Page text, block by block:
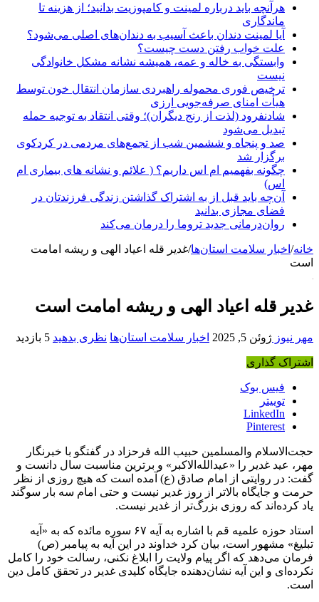
هرآنچه باید درباره لمینت و کامپوزیت بدانید؛ از هزینه تا
ماندگاری
آیا لمینت دندان باعث آسیب به دندان‌های اصلی می‌شود؟
علت خواب رفتن دست چیست؟
وابستگی به خاله و عمه، همیشه نشانه مشکل خانوادگی
نیست
ترخیص فوری محموله راهبردی سازمان انتقال خون توسط
هیأت امنای صرفه‌جویی ارزی
شادنفرود (لذت از رنج دیگران)؛ وقتی انتقاد به توجیه حمله
تبدیل می‌شود
صد و پنجاه‌ و ششمین شب از تجمع‌های مردمی در کردکوی
برگزار شد
چگونه بفهمیم ام اس داریم؟ ( علائم و نشانه های بیماری ام
اس)
آن‌چه باید قبل از به اشتراک گذاشتن زندگی فرزندتان در
فضای مجازی بدانید
روان‌درمانی جدید تروما را درمان می‌کند
خانه/ اخبار سلامت استان‌ها/غدیر قله اعیاد الهی و ریشه امامت
است
غدیر قله اعیاد الهی و ریشه امامت است
مهر نیوز ژوئن 5, 2025 اخبار سلامت استان‌ها نظری بدهید 5 بازدید
اشتراک گذاری
فیس بوک
توییتر
LinkedIn
Pinterest
حجت‌الاسلام والمسلمین حبیب الله فرحزاد در گفتگو با خبرنگار
مهر، عید غدیر را «عیدالله‌الاکبر » و برترین مناسبت سال دانست و
گفت: در روایتی از امام صادق (ع) آمده است که هیچ روزی از نظر
حرمت و جایگاه بالاتر از روز غدیر نیست و حتی امام سه بار سوگند
یاد کرده‌اند که روزی بزرگ‌تر از غدیر نیست.
استاد حوزه علمیه قم با اشاره به آیه ۶۷ سوره مائده که به «آیه
تبلیغ» مشهور است، بیان کرد خداوند در این آیه به پیامبر (ص)
فرمان می‌دهد که اگر پیام ولایت را ابلاغ نکنی، رسالت خود را کامل
نکرده‌ای و این آیه نشان‌دهنده جایگاه کلیدی غدیر در تحقق کامل دین
است.